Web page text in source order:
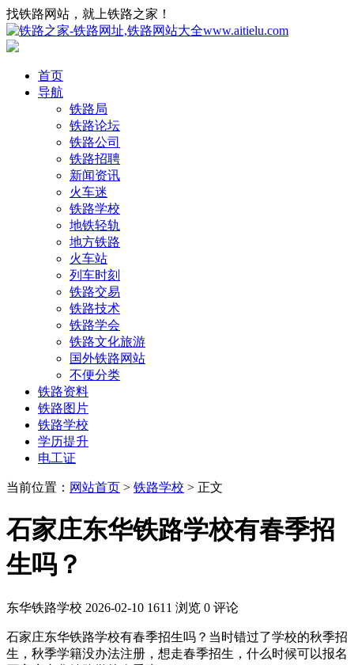
找铁路网站，就上铁路之家！
首页
导航
铁路局
铁路论坛
铁路公司
铁路招聘
新闻资讯
火车迷
铁路学校
地铁轻轨
地方铁路
火车站
列车时刻
铁路交易
铁路技术
铁路学会
铁路文化旅游
国外铁路网站
不便分类
铁路资料
铁路图片
铁路学校
学历提升
电工证
当前位置： 网站首页 > 铁路学校 > 正文
石家庄东华铁路学校有春季招
生吗？
东华铁路学校 2026-02-10 1611 浏览 0 评论
石家庄东华铁路学校有春季招生吗？当时错过了学校的秋季招
生，秋季学籍没办法注册，想走春季招生，什么时候可以报名